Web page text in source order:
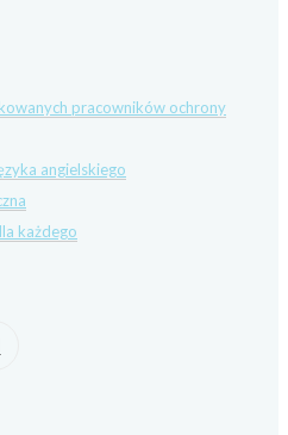
pracowników ochrony
angielskiego
każdego